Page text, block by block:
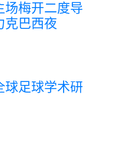
场梅开二度导
克巴西夜
球足球学术研